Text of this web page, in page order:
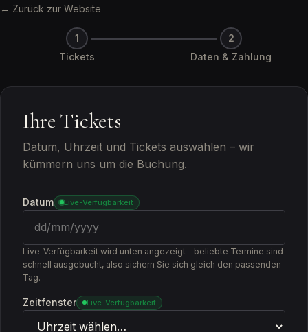
← Zurück zur Website
1
Tickets
2
Daten & Zahlung
Ihre Tickets
Datum, Uhrzeit und Tickets auswählen – wir
kümmern uns um die Buchung.
Datum Live-Verfügbarkeit
Live-Verfügbarkeit wird unten angezeigt – beliebte Termine sind
schnell ausgebucht, also sichern Sie sich gleich den passenden
Tag.
Zeitfenster Live-Verfügbarkeit